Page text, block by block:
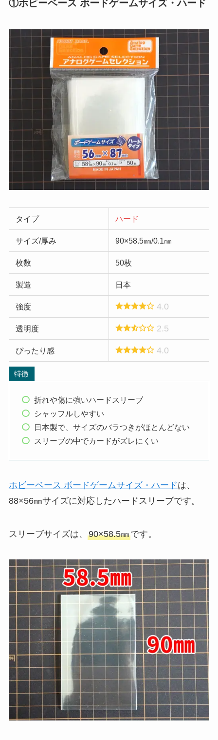
①ホビーベース ボードゲームサイズ・ハード
タイプ ハード
サイズ/厚み 90×58.5㎜/0.1㎜
枚数 50枚
製造 日本
強度 4.0
透明度 2.5
ぴったり感 4.0
特徴
折れや傷に強いハードスリーブ
シャッフルしやすい
日本製で、サイズのバラつきがほとんどない
スリーブの中でカードがズレにくい
ホビーベース ボードゲームサイズ・ハードは、
88×56㎜サイズに対応したハードスリーブです。
スリーブサイズは、 90×58.5㎜です。